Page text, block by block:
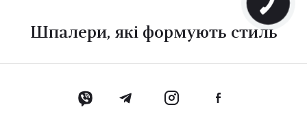
Шпалери, які формують стиль